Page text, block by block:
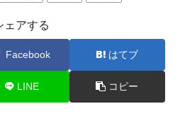
ェアする
Facebook はてブ
LINE コピー